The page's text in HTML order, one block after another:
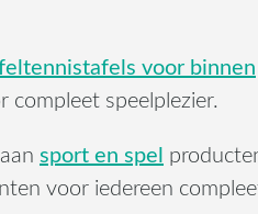
voor binnen
compleet speelplezier.
sport en spel
voor iedereen